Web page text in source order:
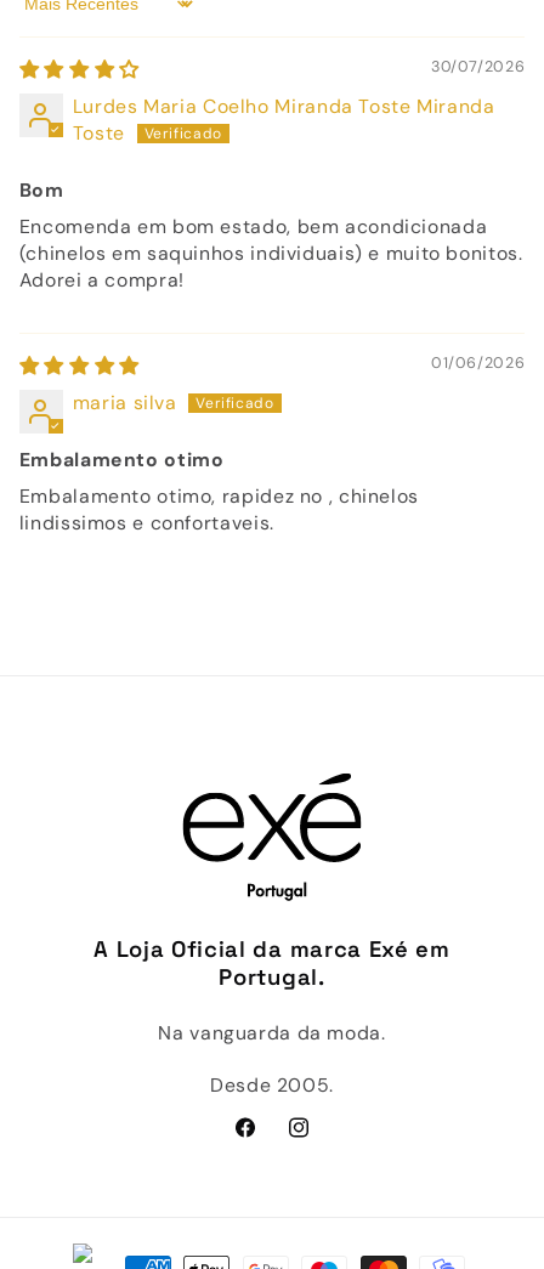
Sort by
30/07/2026
Lurdes Maria Coelho Miranda Toste Miranda
Toste
Bom
Encomenda em bom estado, bem acondicionada
(chinelos em saquinhos individuais) e muito bonitos.
Adorei a compra!
01/06/2026
maria silva
Embalamento otimo
Embalamento otimo, rapidez no , chinelos
lindissimos e confortaveis.
A Loja Oficial da marca Exé em
Portugal.
Na vanguarda da moda.
Desde 2005.
FacebookInstagram
Métodos